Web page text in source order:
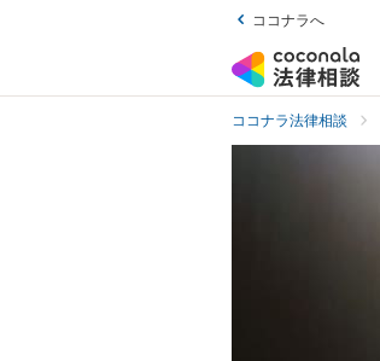
ココナラへ
ココナラ法律相談